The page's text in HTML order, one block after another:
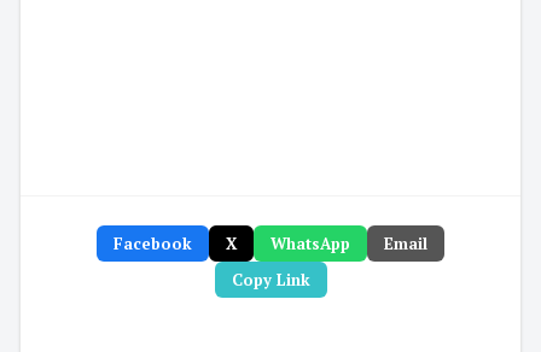
Facebook X WhatsApp
Email
Copy Link